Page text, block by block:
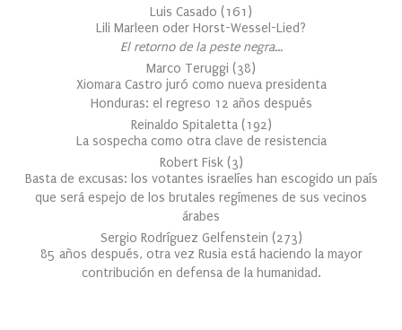
Luis Casado (161 )
Lili Marleen oder Horst-Wessel-Lied?
El retorno de la peste negra…
Marco Teruggi (38)
Xiomara Castro juró como nueva presidenta
Honduras: el regreso 12 años después
Reinaldo Spitaletta (192)
La sospecha como otra clave de resistencia
Robert Fisk (3)
Basta de excusas: los votantes israelíes han escogido un país
que será espejo de los brutales regímenes de sus vecinos
árabes
Sergio Rodríguez Gelfenstein (273)
85 años después, otra vez Rusia está haciendo la mayor
contribución en defensa de la humanidad.